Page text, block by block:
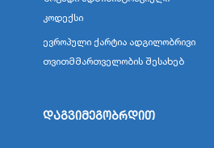
კოდექსი
ევროპული ქარტია ადგილობრივი
თვითმმართველობის შესახებ
დაგვიმეგობრდით